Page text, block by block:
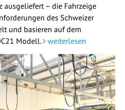
ausgeliefert – die Fahrzeige
des Schweizer
und basieren auf dem
Modell.
weiterlesen